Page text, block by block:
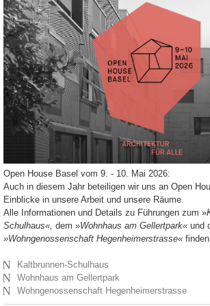
Open House Basel vom 9. - 10. Mai 2026:
Auch in diesem Jahr beteiligen wir uns an Open
Einblicke in unsere Arbeit und unsere Räume.
Alle Informationen und Details zu Führungen zum »
Schulhaus«, dem »Wohnhaus am Gellertpark« und
»Wohngenossenschaft Hegenheimerstrasse«
N Kaltbrunnen-Schulhaus
N Wohnhaus am Gellertpark
N Wohngenossenschaft Hegenheimerstrasse